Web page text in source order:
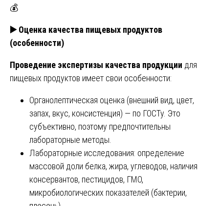
💰
▶️Оценка качества пищевых продуктов
(особенности)
Проведение экспертизы качества продукции для
пищевых продуктов имеет свои особенности:
Органолептическая оценка (внешний вид, цвет,
запах, вкус, консистенция) — по ГОСТу. Это
субъективно, поэтому предпочтительны
лабораторные методы.
Лабораторные исследования: определение
массовой доли белка, жира, углеводов, наличия
консервантов, пестицидов, ГМО,
микробиологических показателей (бактерии,